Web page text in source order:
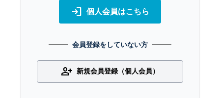
login 個人会員はこちら
会員登録をしていない方
person_add 新規会員登録（個人会員）